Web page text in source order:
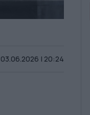
03.06.2026 | 20:24